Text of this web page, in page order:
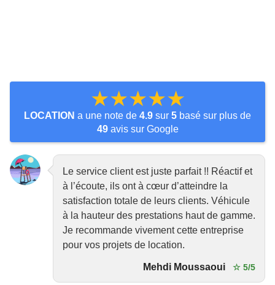
★★★★★
LOCATION a une note de 4.9 sur 5 basé sur plus de
49avis sur Google
Le service client est juste parfait !! Réactif et
à l’écoute, ils ont à cœur d’atteindre la
satisfaction totale de leurs clients. Véhicule
à la hauteur des prestations haut de gamme.
Je recommande vivement cette entreprise
pour vos projets de location.
Mehdi Moussaoui ☆ 5/5